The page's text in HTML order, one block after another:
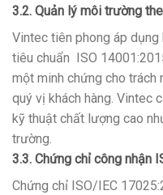
3.2. Quản lý môi trường
Vintec tiên phong áp
tiêu chuẩn ISO
một minh chứng cho
quý vị khách hàng. Vintec
kỹ thuật chất lượng cao
trường.
3.3. Chứng chỉ công nhận
Chứng chỉ ISO/IEC